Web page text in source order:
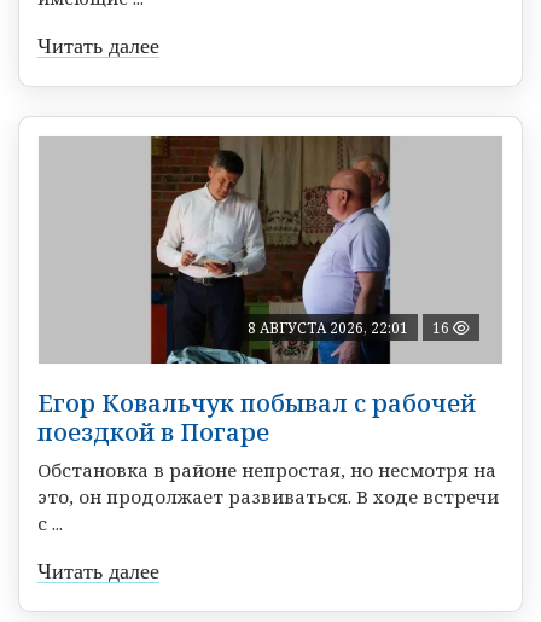
Читать далее
8 АВГУСТА 2026, 22:01 16
Егор Ковальчук побывал с рабочей
поездкой в Погаре
Обстановка в районе непростая, но несмотря на
это, он продолжает развиваться. В ходе встречи
с ...
Читать далее